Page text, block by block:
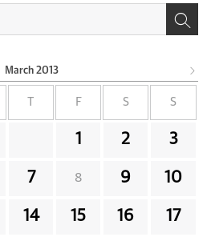
March 2013
F S S
1 2 3
7 8 9 10
14 15 16 17